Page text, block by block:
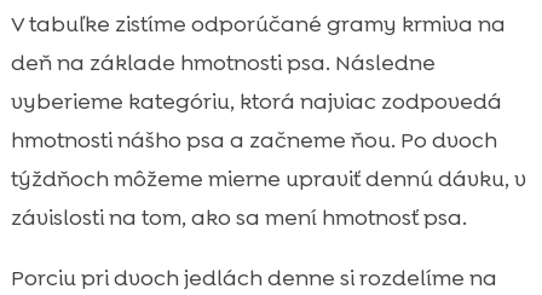
V tabuľke zistíme odporúčané gramy krmiva na
deň na základe hmotnosti psa. Následne
vyberieme kategóriu, ktorá najviac zodpovedá
hmotnosti nášho psa a začneme ňou. Po dvoch
týždňoch môžeme mierne upraviť dennú dávku, v
závislosti na tom, ako sa mení hmotnosť psa.
Porciu pri dvoch jedlách denne si rozdelíme na